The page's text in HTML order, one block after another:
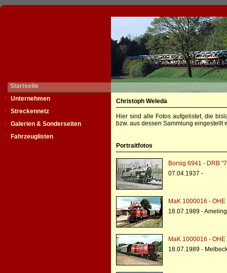
Startseite
Unternehmen
Streckennetz
Galerien & Sonderseiten
Fahrzeuglisten
Christoph Weleda
Hier sind alle Fotos aufgelistet, die
bzw. aus dessen Sammlung eingestellt
Portraitfotos
Borsig 6941 - DRB
07.04.1937 -
MaK 1000016 -
18.07.1989 -
MaK 1000016 -
18.07.1989 -